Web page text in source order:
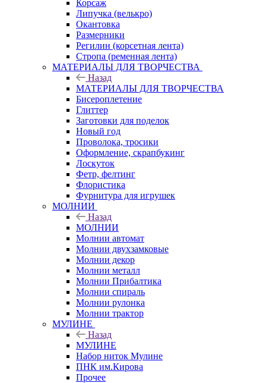
Корсаж
Липучка (велькро)
Окантовка
Размерники
Регилин (корсетная лента)
Стропа (ременная лента)
МАТЕРИАЛЫ ДЛЯ ТВОРЧЕСТВА
Назад
МАТЕРИАЛЫ ДЛЯ ТВОРЧЕСТВА
Бисероплетение
Глиттер
Заготовки для поделок
Новый год
Проволока, тросики
Оформление, скрапбукинг
Лоскуток
Фетр, фелтинг
Флористика
Фурнитура для игрушек
МОЛНИИ
Назад
МОЛНИИ
Молнии автомат
Молнии двухзамковые
Молнии декор
Молнии металл
Молнии Прибалтика
Молнии спираль
Молнии рулонка
Молнии трактор
МУЛИНЕ
Назад
МУЛИНЕ
Набор ниток Мулине
ПНК им.Кирова
Прочее